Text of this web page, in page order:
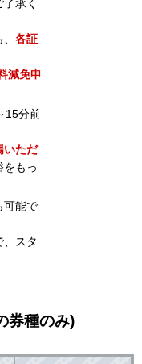
承く
各証
減免申
15分前
いただ
をもっ
可能で
、スタ
券種のみ)